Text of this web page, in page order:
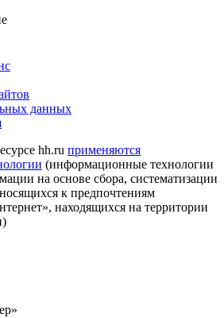
данных
hh.ru применяются
(информационные технологии
на основе сбора, систематизации
к предпочтениям
находящихся на территории